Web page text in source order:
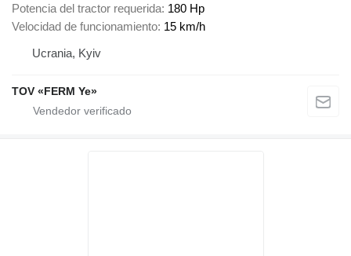
Potencia del tractor requerida 180 Hp
Velocidad de funcionamiento 15 km/h
Ucrania, Kyiv
TOV «FERM Ye»